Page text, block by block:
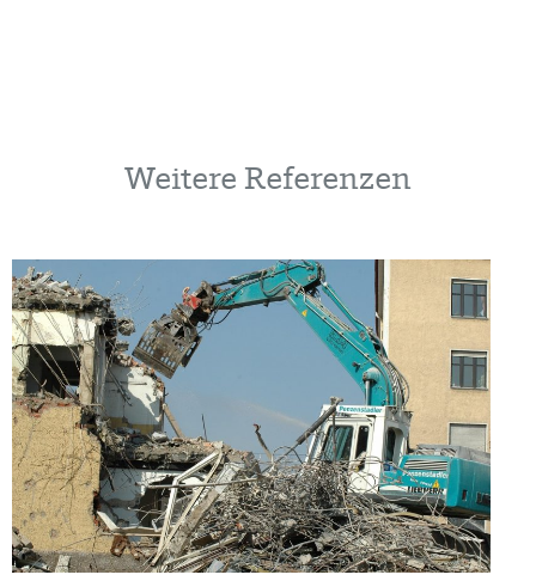
Weitere Referenzen